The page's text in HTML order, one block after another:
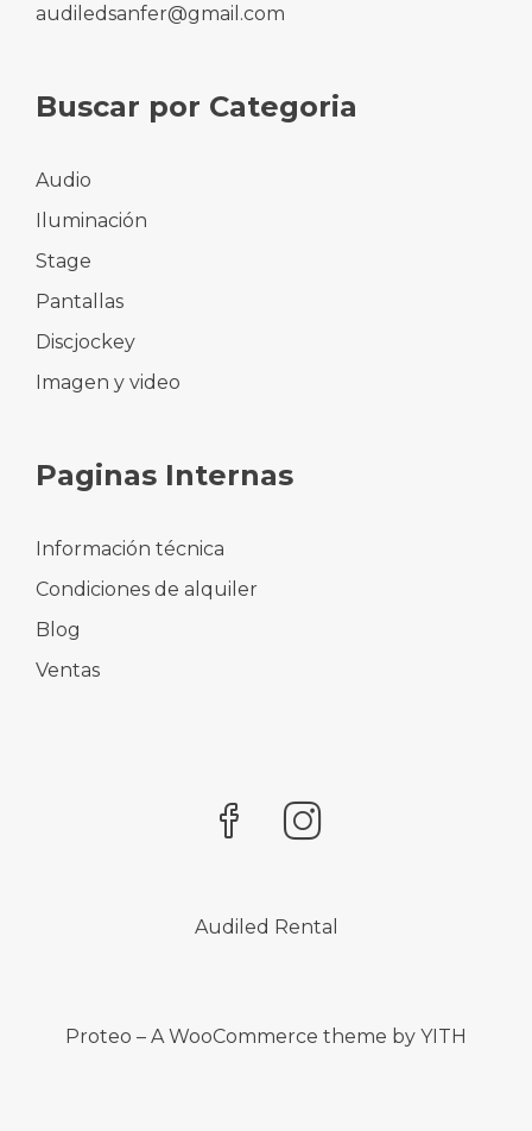
audiledsanfer@gmail.com
Buscar por Categoria
Audio
Iluminación
Stage
Pantallas
Discjockey
Imagen y video
Paginas Internas
Información técnica
Condiciones de alquiler
Blog
Ventas
Audiled Rental
Proteo – A WooCommerce theme by YITH